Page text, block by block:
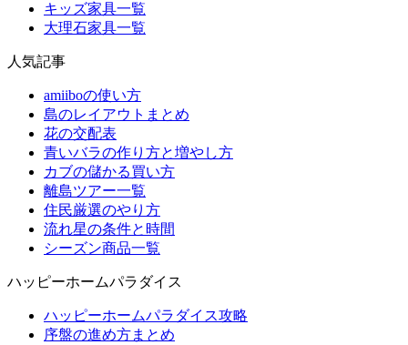
キッズ家具一覧
大理石家具一覧
人気記事
amiiboの使い方
島のレイアウトまとめ
花の交配表
青いバラの作り方と増やし方
カブの儲かる買い方
離島ツアー一覧
住民厳選のやり方
流れ星の条件と時間
シーズン商品一覧
ハッピーホームパラダイス
ハッピーホームパラダイス攻略
序盤の進め方まとめ